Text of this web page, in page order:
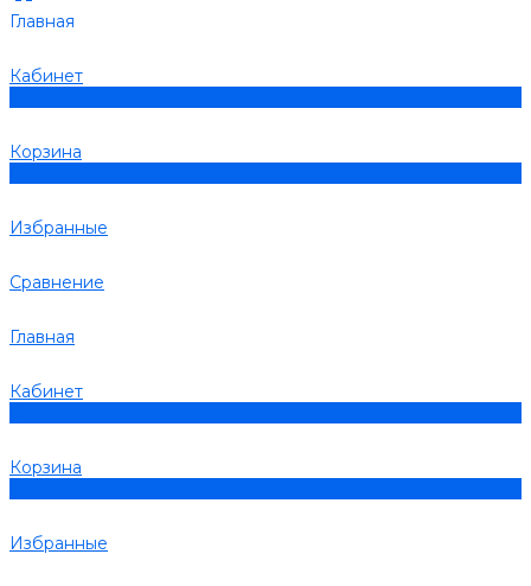
Главная
Кабинет
Корзина
Избранные
Сравнение
Главная
Кабинет
Корзина
Избранные